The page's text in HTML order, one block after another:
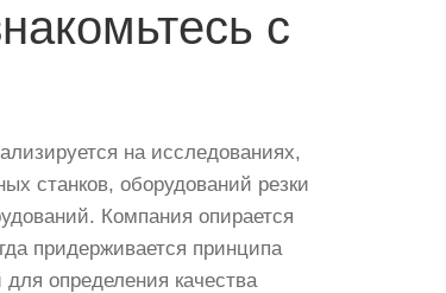
станок AVD
| ...
с
на исследованиях,
станков, оборудований резки
Компания опирается
придерживается принципа
определения качества